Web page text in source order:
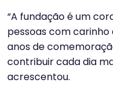
“A fundação é um
pessoas com carinho
anos de
contribuir cada dia
acrescentou.